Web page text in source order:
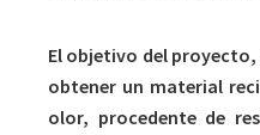
El objetivo del
obtener un material
olor, procedente de